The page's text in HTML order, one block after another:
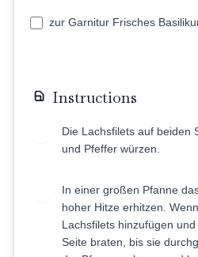
zur Garnitur Frisches
Instructions
Die Lachsfilets auf beiden
und Pfeffer würzen.
In einer großen Pfanne
hoher Hitze erhitzen.
Lachsfilets hinzufügen
Seite braten, bis sie